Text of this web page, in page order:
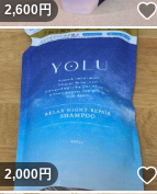
2,600円
2,000円